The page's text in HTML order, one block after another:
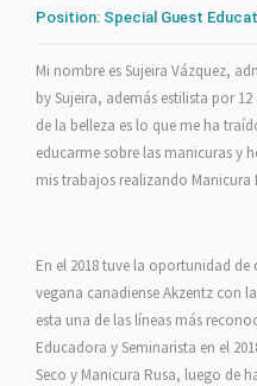
Position: Special Guest
Mi nombre es Sujeira Vázquez,
by Sujeira, además estilista por
de la belleza es lo que me ha
educarme sobre las manicuras y
mis trabajos realizando Manicura
En el 2018 tuve la oportunidad
vegana canadiense Akzentz con
esta una de las líneas más
Educadora y Seminarista en el
Seco y Manicura Rusa, luego de